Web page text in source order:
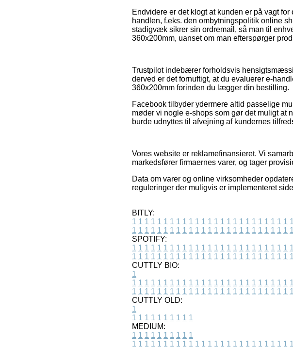
Endvidere er det klogt at kunden er på vagt
handlen, f.eks. den ombytningspolitik online
stadigvæk sikrer sin ordremail, så man til
360x200mm, uanset om man efterspørger
Trustpilot indebærer forholdsvis
derved er det fornuftigt, at du evaluerer e-
360x200mm forinden du lægger din bestilling.
Facebook tilbyder ydermere altid passelige
møder vi nogle e-shops som gør det muligt at
burde udnyttes til afvejning af kundernes
Vores website er reklamefinansieret. Vi
markedsfører firmaernes varer, og tager
Data om varer og online virksomheder
reguleringer der muligvis er implementeret
BITLY:
1 1 1 1 1 1 1 1 1 1 1 1 1 1 1 1 1 1 1 1 1 1 1 1 1 1
1 1 1 1 1 1 1 1 1 1 1 1 1 1 1 1 1 1 1 1 1 1 1 1 1 1
SPOTIFY:
1 1 1 1 1 1 1 1 1 1 1 1 1 1 1 1 1 1 1 1 1 1 1 1 1 1
1 1 1 1 1 1 1 1 1 1 1 1 1 1 1 1 1 1 1 1 1 1 1 1 1 1
CUTTLY BIO:
1
1 1 1 1 1 1 1 1 1 1 1 1 1 1 1 1 1 1 1 1 1 1 1 1 1 1
1 1 1 1 1 1 1 1 1 1 1 1 1 1 1 1 1 1 1 1 1 1 1 1 1 1
CUTTLY OLD:
1
1 1 1 1 1 1 1 1 1 1
MEDIUM:
1 1 1 1 1 1 1 1 1 1
1 1 1 1 1 1 1 1 1 1 1 1 1 1 1 1 1 1 1 1 1 1 1 1 1 1